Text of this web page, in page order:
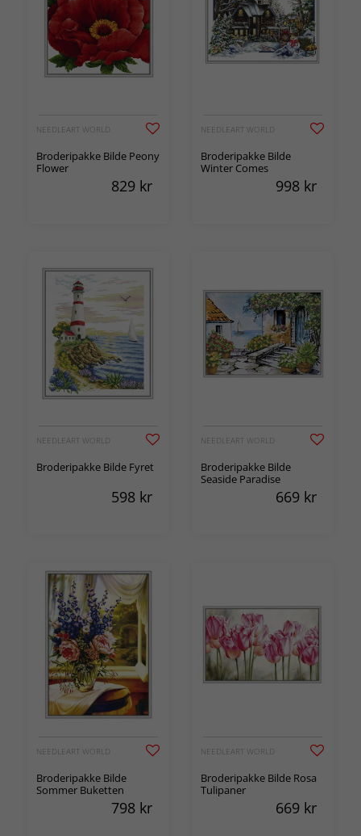
NEEDLEART WORLD
Broderipakke Bilde Peony
Flower
829 kr
NEEDLEART WORLD
Broderipakke Bilde
Winter Comes
998 kr
NEEDLEART WORLD
Broderipakke Bilde Fyret
598 kr
NEEDLEART WORLD
Broderipakke Bilde
Seaside Paradise
669 kr
NEEDLEART WORLD
Broderipakke Bilde
Sommer Buketten
798 kr
NEEDLEART WORLD
Broderipakke Bilde Rosa
Tulipaner
669 kr